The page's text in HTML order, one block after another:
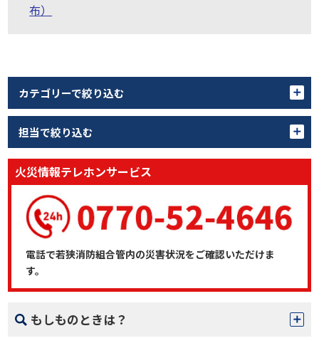
布）
カテゴリーで絞り込む
担当で絞り込む
火災情報テレホンサービス
電話で若狭消防組合管内の災害状況をご確認いただけま
す。
もしものときは？